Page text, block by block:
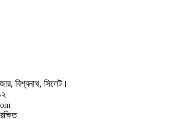
বিশ্বনাথ, সিলেট।